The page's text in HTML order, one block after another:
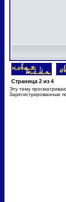
Страница 2 из 4
Эту тему
Зарегистрированные